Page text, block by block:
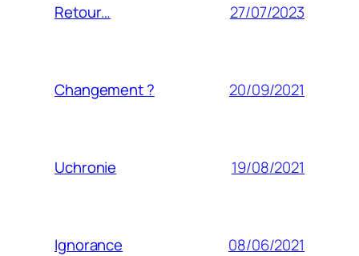
Retour… 27/07/2023
Changement ? 20/09/2021
Uchronie 19/08/2021
Ignorance 08/06/2021